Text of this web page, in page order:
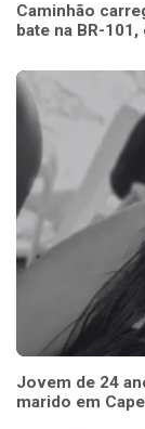
Caminhão
bate na BR-101,
Jovem de 24
marido em